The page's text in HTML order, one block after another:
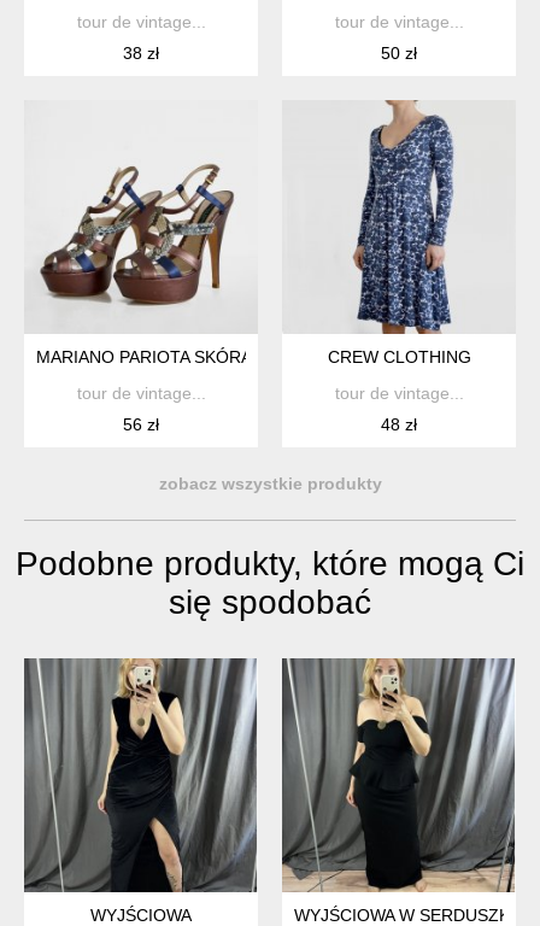
tour de vintage...
38 zł
tour de vintage...
50 zł
MARIANO PARIOTA SKÓRA
tour de vintage...
56 zł
CREW CLOTHING
tour de vintage...
48 zł
zobacz wszystkie produkty
Podobne produkty, które mogą Ci
się spodobać
WYJŚCIOWA
WYJŚCIOWA W SERDUSZKO